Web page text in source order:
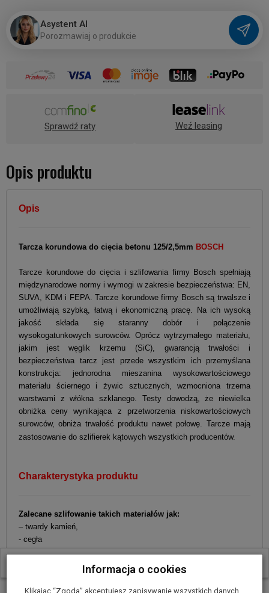
Asystent AI
Porozmawiaj o produkcie
Sprawdź raty Weź leasing
Opis produktu
Opis
Tarcza korundowa do cięcia betonu 125/2,5mm BOSCH
Tarcze korundowe do cięcia i szlifowania firmy Bosch spełniają
międzynarodowe normy i wymogi w zakresie bezpieczeństwa: EN,
SUVA, KDM i FEPA. Tarcze korundowe firmy Bosch są trwalsze i
umożliwiają szybką, łatwą i ekonomiczną pracę. Na ich wysoką
jakość składa się staranny dobór i połączenie
wysokogatunkowych surowców. Oprócz wytrzymałego materiału,
jakim jest węglik krzemu (SiC), gwarancją trwałości i
bezpieczeństwa tarcz jest przede wszystkim ich przemyślana
konstrukcja: jednorodna mieszanina wysokowartościowego
materiału ściernego i żywic sztucznych, wzmocniona trzema
warstwami z włókna szklanego. Testy dowodzą, że niewielka
obniżka ceny wynikająca z przetworzenia niskowartościowych
surowców, obniża trwałość produktu nawet połowę. Tarcze mają
zastosowanie do szlifierek kątowych wszystkich producentów.
Charakterystyka produktu
Zalecane szlifowanie takich materiałów jak:
– twardy kamień,
- cegła
- beton
W ostatnich 30 dniach produktem interesuje się
Informacja o cookies
Klikając “Zgoda” akceptujesz zapisywanie wszystkich danych